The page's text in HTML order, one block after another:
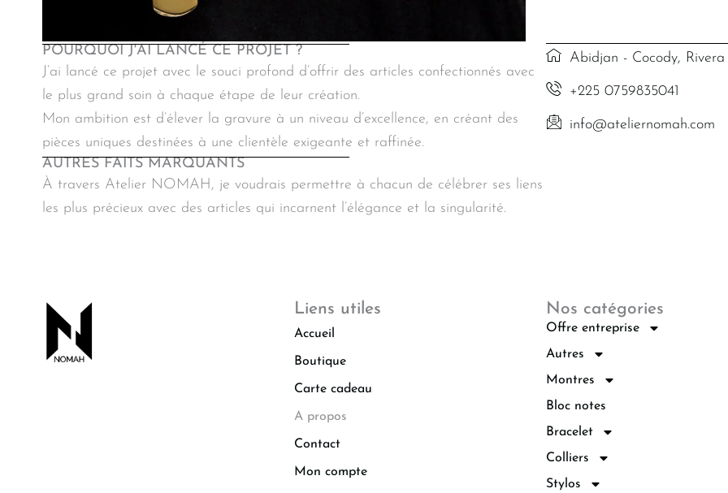
POURQUOI J'AI LANCÉ CE PROJET ?
J’ai lancé ce projet avec le souci profond d’offrir des articles confectionnés avec
le plus grand soin à chaque étape de leur création.
Mon ambition est d’élever la gravure à un niveau d’excellence, en créant des
pièces uniques destinées à une clientèle exigeante et raffinée.
AUTRES FAITS MARQUANTS
À travers Atelier NOMAH, je voudrais permettre à chacun de célébrer ses liens
les plus précieux avec des articles qui incarnent l’élégance et la singularité.
Abidjan - Cocody, Rivera
+225 0759835041
info@ateliernomah.com
Liens utiles
Accueil
Boutique
Carte cadeau
A propos
Contact
Mon compte
Nos catégories
Offre entreprise
Autres
Montres
Bloc notes
Bracelet
Colliers
Stylos